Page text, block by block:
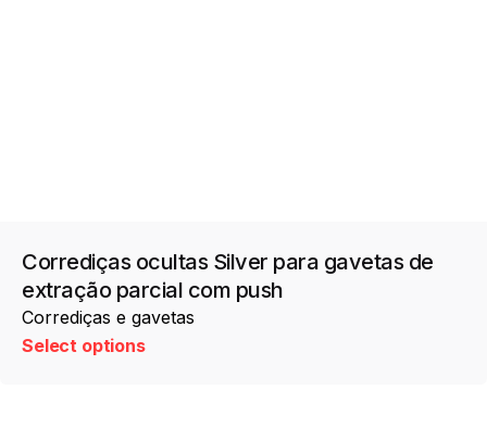
Corrediças ocultas Silver para gavetas de
extração parcial com push
Corrediças e gavetas
Select options